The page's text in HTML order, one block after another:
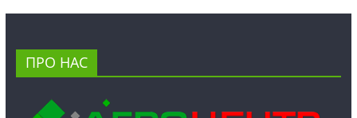
ПРО НАС